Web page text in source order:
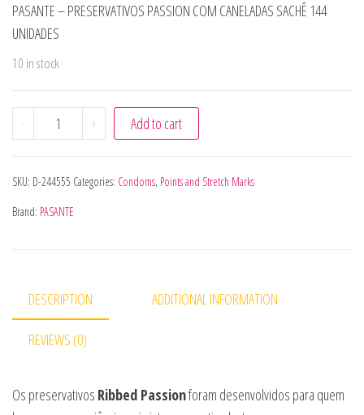
PASANTE – PRESERVATIVOS PASSION COM CANELADAS SACHÊ 144
UNIDADES
10 in stock
- PASANTE - PRESERVATIVOS PASSION COM CANELADAS
+ Add to cart
SKU: D-244555 Categories: Condoms, Points and Stretch Marks
Brand: PASANTE
DESCRIPTION ADDITIONAL INFORMATION
REVIEWS (0)
Os preservativos Ribbed Passionforam desenvolvidos para quem